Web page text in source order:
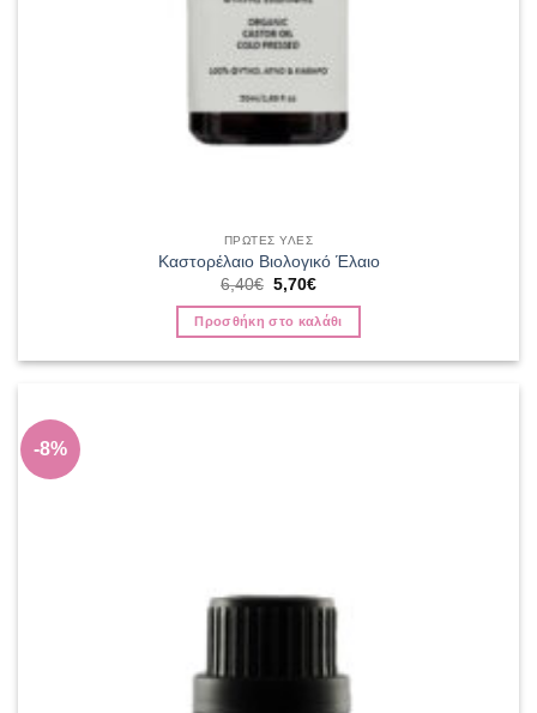
ΠΡΩΤΕΣ ΥΛΕΣ
Καστορέλαιο Βιολογικό Έλαιο
6,40€ Original
price
was:
6,40€.
5,70€Η
τιμή
είναι:
Προσθήκη στο καλάθι
-8%